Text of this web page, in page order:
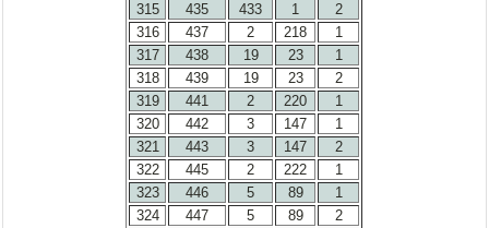
315 435 433 1
2
316
437 2 218
1
317
438 19 23
1
318
439 19 23
2
319
441 2 220
1
320
442 3 147
1
321
443 3 147
2
322
445 2 222
1
323
446 5 89
1
324
447 5 89
2